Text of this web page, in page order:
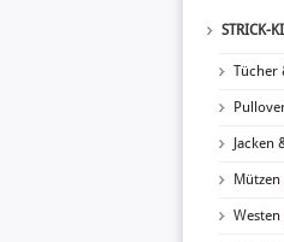
STRICK-
Tücher
Jacken
Mützen
Westen